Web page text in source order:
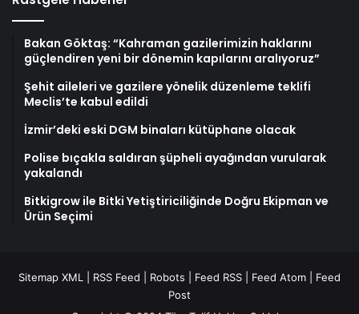
Bakan Göktaş: “Kahraman gazilerimizin haklarını
güçlendiren yeni bir dönemin kapılarını aralıyoruz”
Şehit aileleri ve gazilere yönelik düzenleme teklifi
Meclis’te kabul edildi
İzmir’deki eski DGM binaları kütüphane olacak
Polise bıçakla saldıran şüpheli ayağından vurularak
yakalandı
Bitkigrow ile Bitki Yetiştiriciliğinde Doğru Ekipman ve
Ürün Seçimi
Sitemap XML RSS Feed Robots Feed RSS Feed Atom
Feed
Post